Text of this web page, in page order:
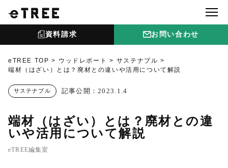
資料請求 お問い合わせ
eTREE TOP ウッドレポート
サステナブル
端材（はざい）とは？廃材との違いや活用について解説
サステナブル 記事公開：2023.1.4
端材（はざい）とは？廃材との違
いや活用について解説
eTREE編集室